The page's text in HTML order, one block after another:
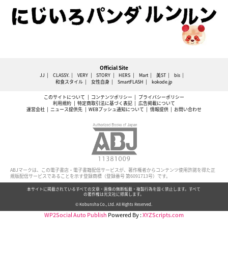
Official Site
JJ CLASSY. VERY STORY HERS Mart 美ST
bis
和食スタイル
女性自身 SmartFLASH kokode.jp
このサイトについて コンテンツポリシー
プライバシーポリシー
利用規約
特定商取引法に基づく表記
広告掲載について
運営会社
ニュース提供先 WEBプッシュ通知について 情報提供 お問い合わせ
ABJマークは、この電子書店・電子書籍配信サービスが、著作権者からコンテンツ使用許諾を得た正
規版配信サービスであることを示す登録商標（登録番号 第6091713号）です。
本サイトに掲載されているすべての文章・画像の無断転載・複製行為を固く禁止します。すべて
の著作権は光文社に帰属します。
© Kobunsha Co., Ltd. All Rights Reserved.
WP2Social Auto Publish Powered By :XYZScripts.com